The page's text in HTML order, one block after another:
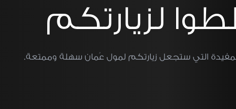
لزيارتكم
التي ستجعل زيارتكم لمول عُمان سهلة وممتعة.